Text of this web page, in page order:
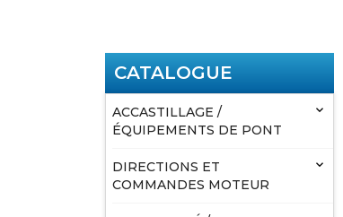
CATALOGUE
ACCASTILLAGE /
ÉQUIPEMENTS DE PONT

DIRECTIONS ET
COMMANDES MOTEUR
